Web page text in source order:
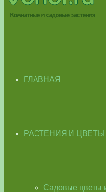
ГЛАВНАЯ
РАСТЕНИЯ И ЦВЕТЫ
Садовые цветы